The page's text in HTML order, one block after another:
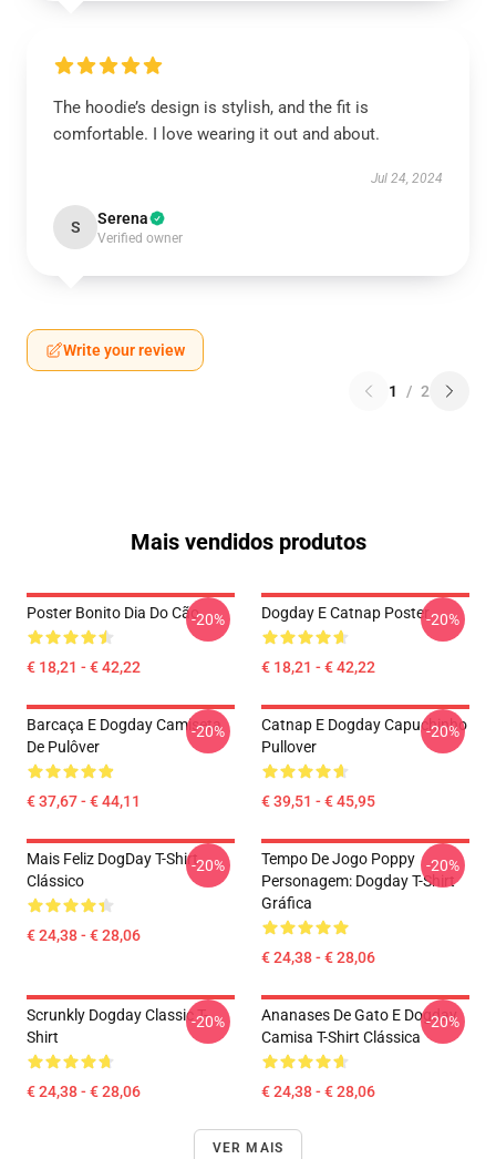
The hoodie’s design is stylish, and the fit is
comfortable. I love wearing it out and about.
Jul 24, 2024
S Serena
Verified owner
Write your review
1 / 2
Mais vendidos produtos
Poster Bonito Dia Do Cão
€ 18,21 - € 42,22
-20% Dogday E Catnap Poster
€ 18,21 - € 42,22
-20%
Barcaça E Dogday Camiseta
De Pulôver
€ 37,67 - € 44,11
-20%
Catnap E Dogday Capuchinho
Pullover
€ 39,51 - € 45,95
-20%
Mais Feliz DogDay T-Shirt
Clássico
€ 24,38 - € 28,06
-20%
Tempo De Jogo Poppy
Personagem: Dogday T-Shirt
Gráfica
€ 24,38 - € 28,06
-20%
Scrunkly Dogday Classic T-
Shirt
€ 24,38 - € 28,06
-20%
Ananases De Gato E Dogday
Camisa T-Shirt Clássica
€ 24,38 - € 28,06
-20%
VER MAIS